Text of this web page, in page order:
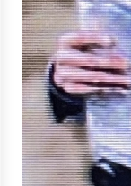
แผนการ
ใช้
จ่าย
งบ
ประมาณ
ประจำ
ปี